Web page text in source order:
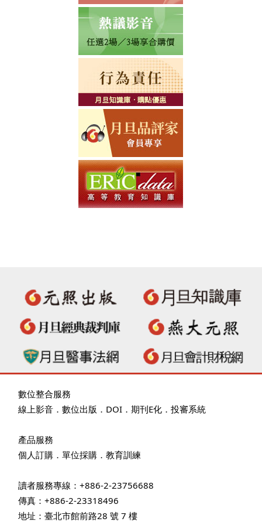
數位整合服務
線上影音 ．數位出版 ． DOI ．期刊E化 ．投審系統
產品服務
個人訂購 ．單位採購 ．教育訓練
讀者服務專線：+886-2-23756688
傳真：+886-2-23318496
地址：臺北市館前路28 號 7 樓